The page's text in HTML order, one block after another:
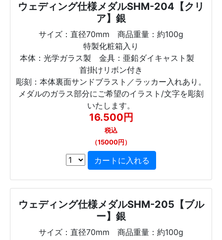
ウェディング仕様メダルSHM-204【クリ
ア】銀
サイズ：直径70mm 商品重量：約100g
特製化粧箱入り
本体：光学ガラス製 金具：亜鉛ダイキャスト製
首掛けリボン付き
彫刻：本体裏面サンドブラスト／ラッカー入れあり。
メダルのガラス部分にご希望のイラスト/文字を彫刻
いたします。
16.500円
税込
（15000円）
ウェディング仕様メダルSHM-205【ブル
ー】銀
サイズ：直径70mm 商品重量：約100g